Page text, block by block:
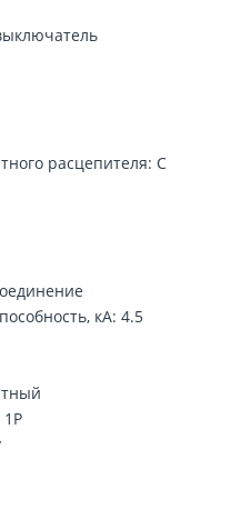
расцепителя: C
кA: 4.5